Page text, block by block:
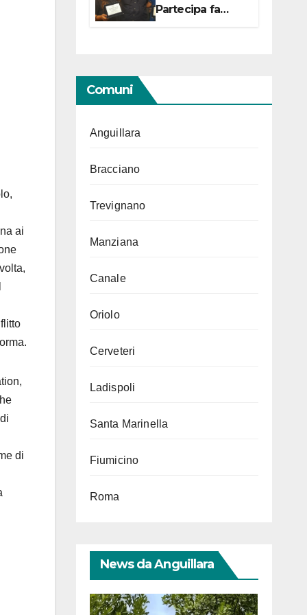
ai
di
Partecipa fa
centro con due
Comuni
Anguillara
Bracciano
Trevignano
Manziana
Canale
Oriolo
Cerveteri
Ladispoli
Santa Marinella
Fiumicino
Roma
News da Anguillara